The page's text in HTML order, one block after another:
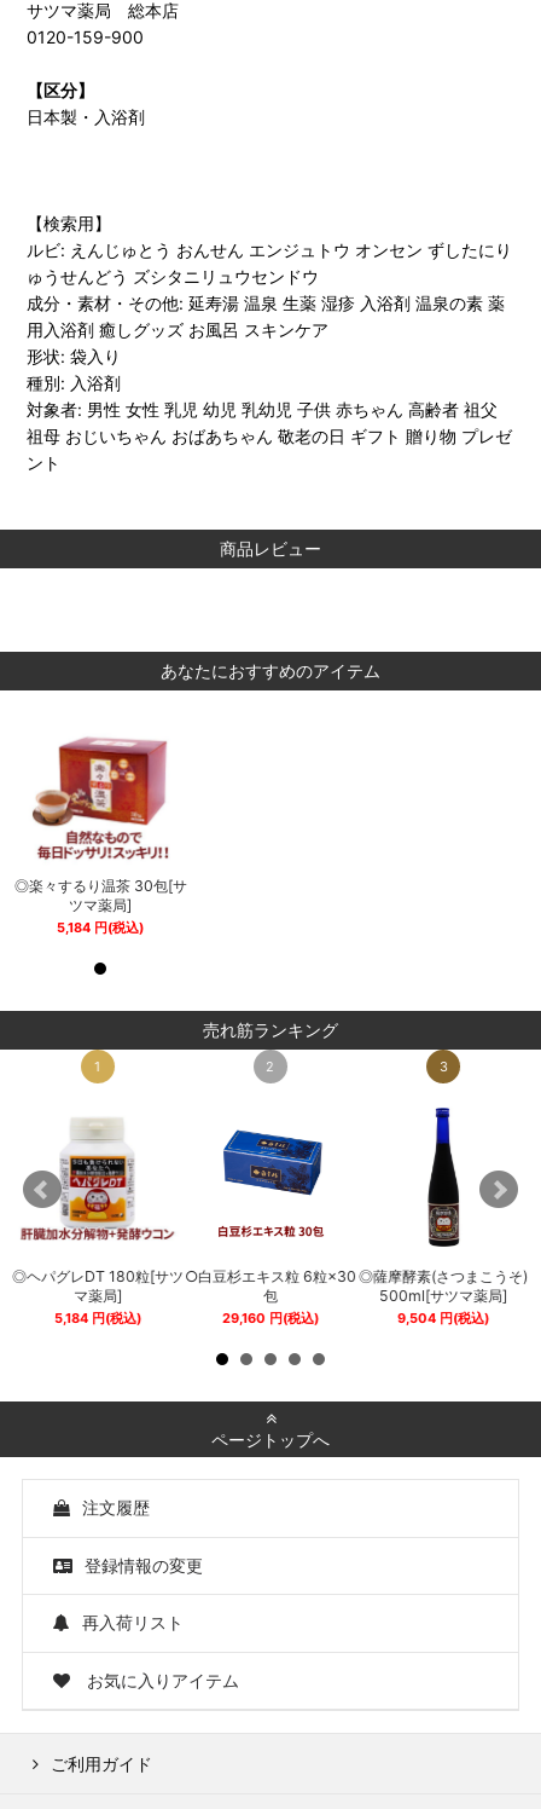
サツマ薬局 総本店
0120-159-900
【区分】
日本製・入浴剤
【検索用】
ルビ: えんじゅとう おんせん エンジュトウ オンセン ずしたにり
ゅうせんどう ズシタニリュウセンドウ
成分・素材・その他: 延寿湯 温泉 生薬 湿疹 入浴剤 温泉の素 薬
用入浴剤 癒しグッズ お風呂 スキンケア
形状: 袋入り
種別: 入浴剤
対象者: 男性 女性 乳児 幼児 乳幼児 子供 赤ちゃん 高齢者 祖父
祖母 おじいちゃん おばあちゃん 敬老の日 ギフト 贈り物 プレゼ
ント
商品レビュー
あなたにおすすめのアイテム
◎楽々するり温茶 30包[サ
ツマ薬局]
5,184 円 (税込)
売れ筋ランキング
1
◎ヘパグレDT 180粒[サツ
マ薬局]
5,184円 (税込)
2
○白豆杉エキス粒 6粒×30
包
29,160 円 (税込)
3
◎薩摩酵素(さつまこうそ)
500ml[サツマ薬局]
9,504 円 (税込)
ページトップへ
注文履歴
登録情報の変更
再入荷リスト
お気に入りアイテム
ご利用ガイド